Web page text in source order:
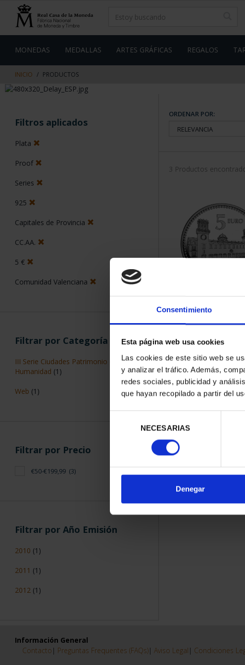
Consentimiento
Esta página web usa cookies
Las cookies de este sitio web se
y analizar el tráfico. Además,
redes sociales, publicidad y
que hayan recopilado a partir del
consentimiento
NECESARIAS
Denegar
contenido
de
MONEDAS MEDALLAS ARTES GRÁFICAS REGALOS
INICIO PRODUCTOS
Filtros aplicados
Plata
Proof
Series
925
Capitales de Provincia
CC.AA.
5 €
Comunidad Valenciana
Filtrar por Categoría
III Serie Ciudades Patrimonio de la
Humanidad (1)
Web (1)
Filtrar por Precio
€50-€199,99 (3)
Filtrar por Año Emisión
2010 (1)
2011 (1)
2012 (1)
ORDENAR POR:
3 Productos
CAPITALES
ALICANTE
73,00 €
Información General
Contacto | Preguntas Frequentes (FAQs)| Aviso Legal | Condiciones